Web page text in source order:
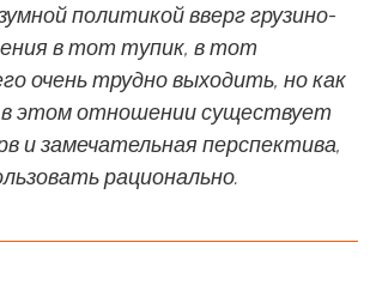
политикой вверг грузино-
в тот тупик, в тот
очень трудно выходить, но как
этом отношении существует
и замечательная перспектива,
рационально.